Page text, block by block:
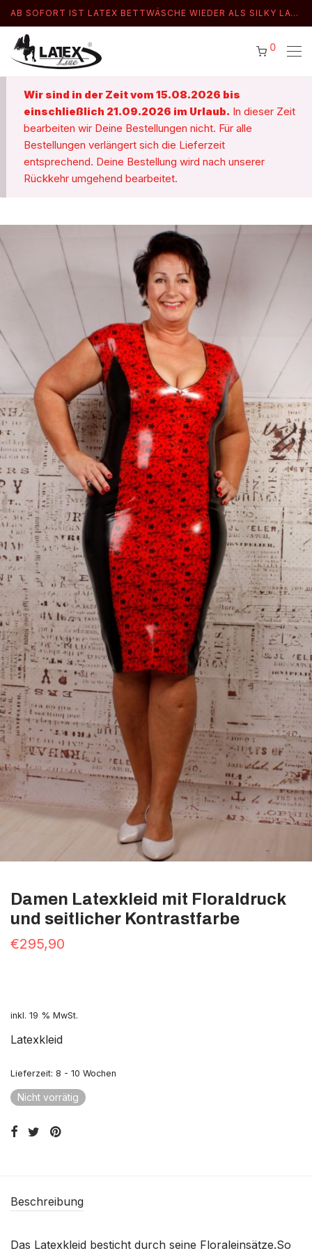
AB SOFORT IST LATEX BETTWÄSCHE WIEDER ALS SILKY LATEX LIEFERBAR
0
Wir sind in der Zeit vom 15.08.2026 bis
einschließlich 21.09.2026 im Urlaub. In dieser Zeit
bearbeiten wir Deine Bestellungen nicht. Für alle
Bestellungen verlängert sich die Lieferzeit
entsprechend. Deine Bestellung wird nach unserer
Rückkehr umgehend bearbeitet.
Damen Latexkleid mit Floraldruck
und seitlicher Kontrastfarbe
€295,90
inkl. 19 % MwSt.
Latexkleid
Lieferzeit: 8 - 10 Wochen
Nicht vorrätig
Beschreibung
Das Latexkleid besticht durch seine Floraleinsätze.So